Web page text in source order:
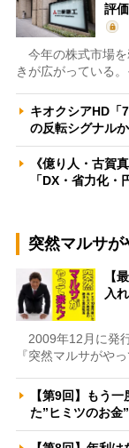
評
今年の株式市場を
きが広がっている
キオクシアHD「
の反転シグナル
《億り人・古賀
「DX・省力化
突然マルサが
【
入
2009年12月に発
『突然マルサがや
【第9回】もう
た”ヒミツのお